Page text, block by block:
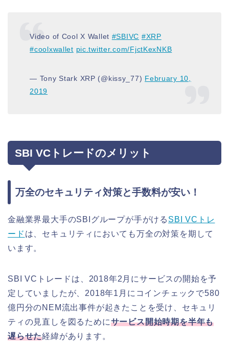
Video of Cool X Wallet #SBIVC #XRP
#coolxwallet pic.twitter.com/FjctKexNKB
— Tony Stark XRP (@kissy_77) February 10,
2019
SBI VCトレードのメリット
万全のセキュリティ対策と手数料が安い！
金融業界最大手のSBIグループが手がける SBI VCトレ
ード は、セキュリティにおいても万全の対策を期して
います。
SBI VCトレードは、2018年2月にサービスの開始を予
定していましたが、2018年1月にコインチェックで580
億円分のNEM流出事件が起きたことを受け、セキュリ
ティの見直しを図るためにサービス開始時期を半年も
遅らせた経緯があります。